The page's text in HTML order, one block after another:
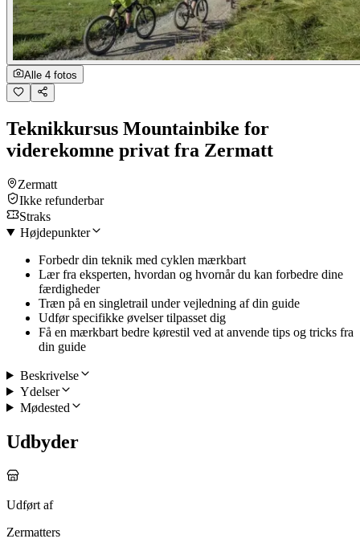
Alle 4 fotos
Teknikkursus Mountainbike for
viderekomne privat fra Zermatt
Zermatt
Ikke refunderbar
Straks
Højdepunkter
Forbedr din teknik med cyklen mærkbart
Lær fra eksperten, hvordan og hvornår du kan forbedre dine
færdigheder
Træn på en singletrail under vejledning af din guide
Udfør specifikke øvelser tilpasset dig
Få en mærkbart bedre kørestil ved at anvende tips og tricks fra
din guide
Beskrivelse
Ydelser
Mødested
Udbyder
Udført af
Zermatters